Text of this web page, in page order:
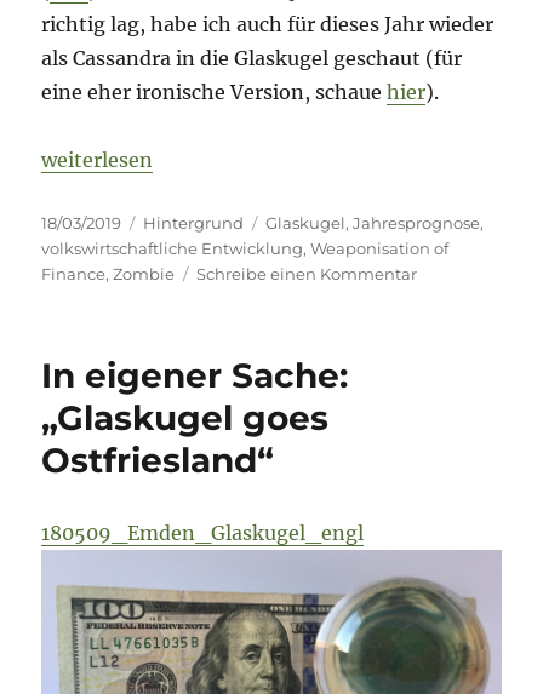
richtig lag, habe ich auch für dieses Jahr wieder
als Cassandra in die Glaskugel geschaut (für
eine eher ironische Version, schauehier).
„In eigener Sache: „2019 – Cassandras Blick in die
weiterlesen
Veröffentlicht
am
18/03/2019 Kategorien
Hintergrund Schlagwörter
Glaskugel,Jahresprognose,
volkswirtschaftliche Entwicklung,Weaponisation of
Finance,Zombie Schreibe einen Kommentarzu
In eigener Sache:
„Glaskugel goes
Ostfriesland“
180509_Emden_Glaskugel_engl